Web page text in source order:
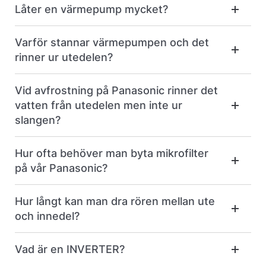
Låter en värmepump mycket?
Varför stannar värmepumpen och det
rinner ur utedelen?
Vid avfrostning på Panasonic rinner det
vatten från utedelen men inte ur
slangen?
Hur ofta behöver man byta mikrofilter
på vår Panasonic?
Hur långt kan man dra rören mellan ute
och innedel?
Vad är en INVERTER?